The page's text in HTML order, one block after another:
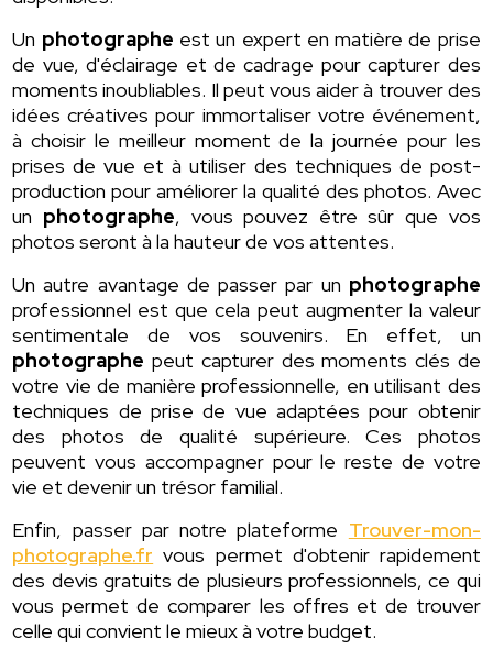
Un photographe est un expert en matière de prise
de vue, d'éclairage et de cadrage pour capturer des
moments inoubliables. Il peut vous aider à trouver des
idées créatives pour immortaliser votre événement,
à choisir le meilleur moment de la journée pour les
prises de vue et à utiliser des techniques de post-
production pour améliorer la qualité des photos. Avec
un photographe, vous pouvez être sûr que vos
photos seront à la hauteur de vos attentes.
Un autre avantage de passer par un photographe
professionnel est que cela peut augmenter la valeur
sentimentale de vos souvenirs. En effet, un
photographe peut capturer des moments clés de
votre vie de manière professionnelle, en utilisant des
techniques de prise de vue adaptées pour obtenir
des photos de qualité supérieure. Ces photos
peuvent vous accompagner pour le reste de votre
vie et devenir un trésor familial.
Enfin, passer par notre plateforme Trouver-mon-
photographe.fr vous permet d'obtenir rapidement
des devis gratuits de plusieurs professionnels, ce qui
vous permet de comparer les offres et de trouver
celle qui convient le mieux à votre budget.